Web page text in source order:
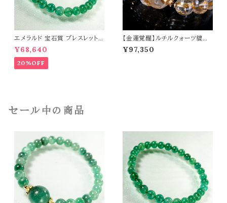
エメラルド 宝石質 ブレスレット
パワーストーン 天然石 t0544
¥68,640
20%OFF
【金運覚醒】ルチルクォーツ貔貅
ルチルクォーツ オリジナルデザイ
ン ブレスレット パワーストーン 天
¥97,350
セール中の商品